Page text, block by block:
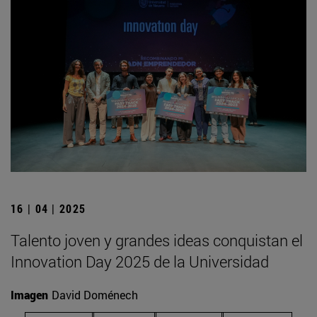
16 | 04 | 2025
Talento joven y grandes ideas conquistan el
Innovation Day 2025 de la Universidad
Imagen David Doménech